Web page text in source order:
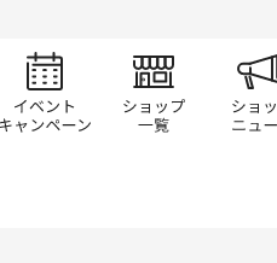
チラシ情報 イベント/キャンペー
ショッ